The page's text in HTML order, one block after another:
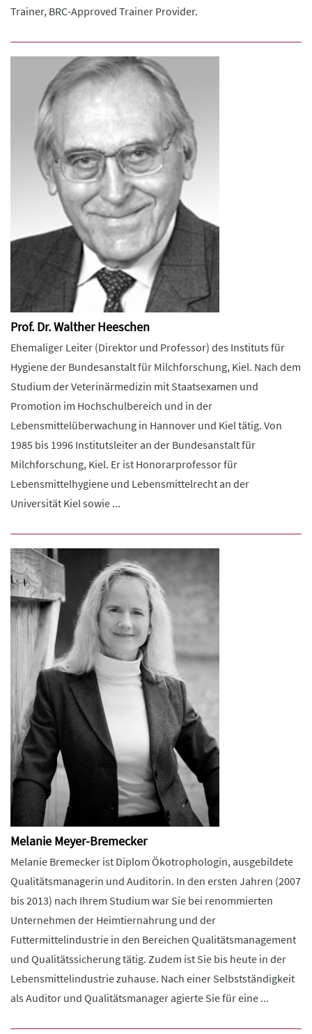
Trainer, BRC-Approved Trainer Provider.
Prof. Dr. Walther Heeschen
Ehemaliger Leiter (Direktor und Professor) des Instituts für
Hygiene der Bundesanstalt für Milchforschung, Kiel. Nach dem
Studium der Veterinärmedizin mit Staatsexamen und
Promotion im Hochschulbereich und in der
Lebensmittelüberwachung in Hannover und Kiel tätig. Von
1985 bis 1996 Institutsleiter an der Bundesanstalt für
Milchforschung, Kiel. Er ist Honorarprofessor für
Lebensmittelhygiene und Lebensmittelrecht an der
Universität Kiel sowie ...
Melanie Meyer-Bremecker
Melanie Bremecker ist Diplom Ökotrophologin, ausgebildete
Qualitätsmanagerin und Auditorin. In den ersten Jahren (2007
bis 2013) nach Ihrem Studium war Sie bei renommierten
Unternehmen der Heimtiernahrung und der
Futtermittelindustrie in den Bereichen Qualitätsmanagement
und Qualitätssicherung tätig. Zudem ist Sie bis heute in der
Lebensmittelindustrie zuhause. Nach einer Selbstständigkeit
als Auditor und Qualitätsmanager agierte Sie für eine ...